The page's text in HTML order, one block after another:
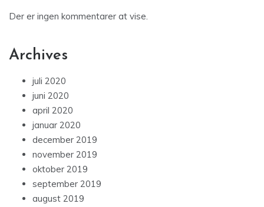
Der er ingen kommentarer at vise.
Archives
juli 2020
juni 2020
april 2020
januar 2020
december 2019
november 2019
oktober 2019
september 2019
august 2019